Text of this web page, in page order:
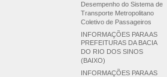
Desempenho do Sistema de
Transporte Metropolitano
Coletivo de Passageiros
INFORMAÇÕES PARA AS
PREFEITURAS DA BACIA
DO RIO DOS SINOS
(BAIXO)
INFORMAÇÕES PARA AS